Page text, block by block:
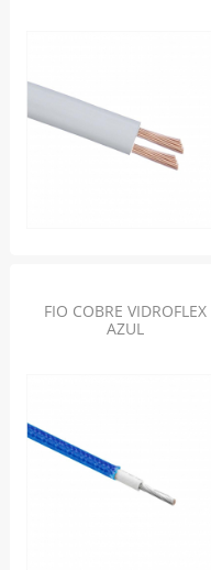
FIO COBRE VIDROFLEX
AZUL